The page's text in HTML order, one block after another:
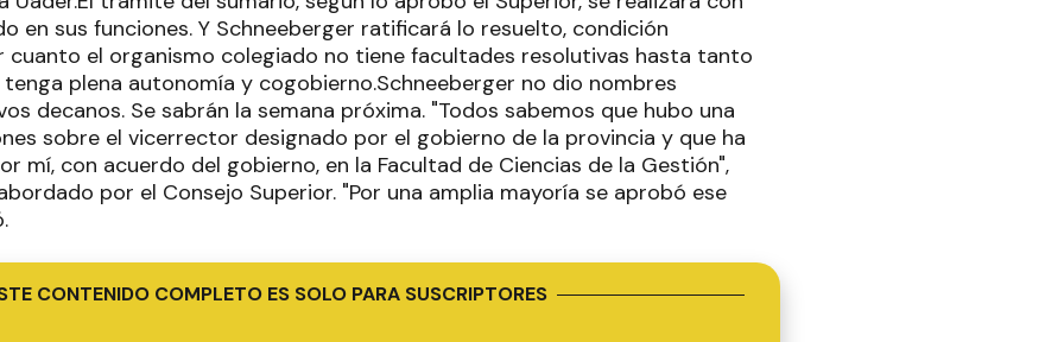
en sus funciones. Y Schneeberger ratificará lo resuelto, condición
cuanto el organismo colegiado no tiene facultades resolutivas hasta tanto
plena autonomía y cogobierno.Schneeberger no dio nombres
decanos. Se sabrán la semana próxima. "Todos sabemos que hubo una
sobre el vicerrector designado por el gobierno de la provincia y que ha
mí, con acuerdo del gobierno, en la Facultad de Ciencias de la Gestión",
por el Consejo Superior. "Por una amplia mayoría se aprobó ese
CONTENIDO COMPLETO ES SOLO PARA SUSCRIPTORES